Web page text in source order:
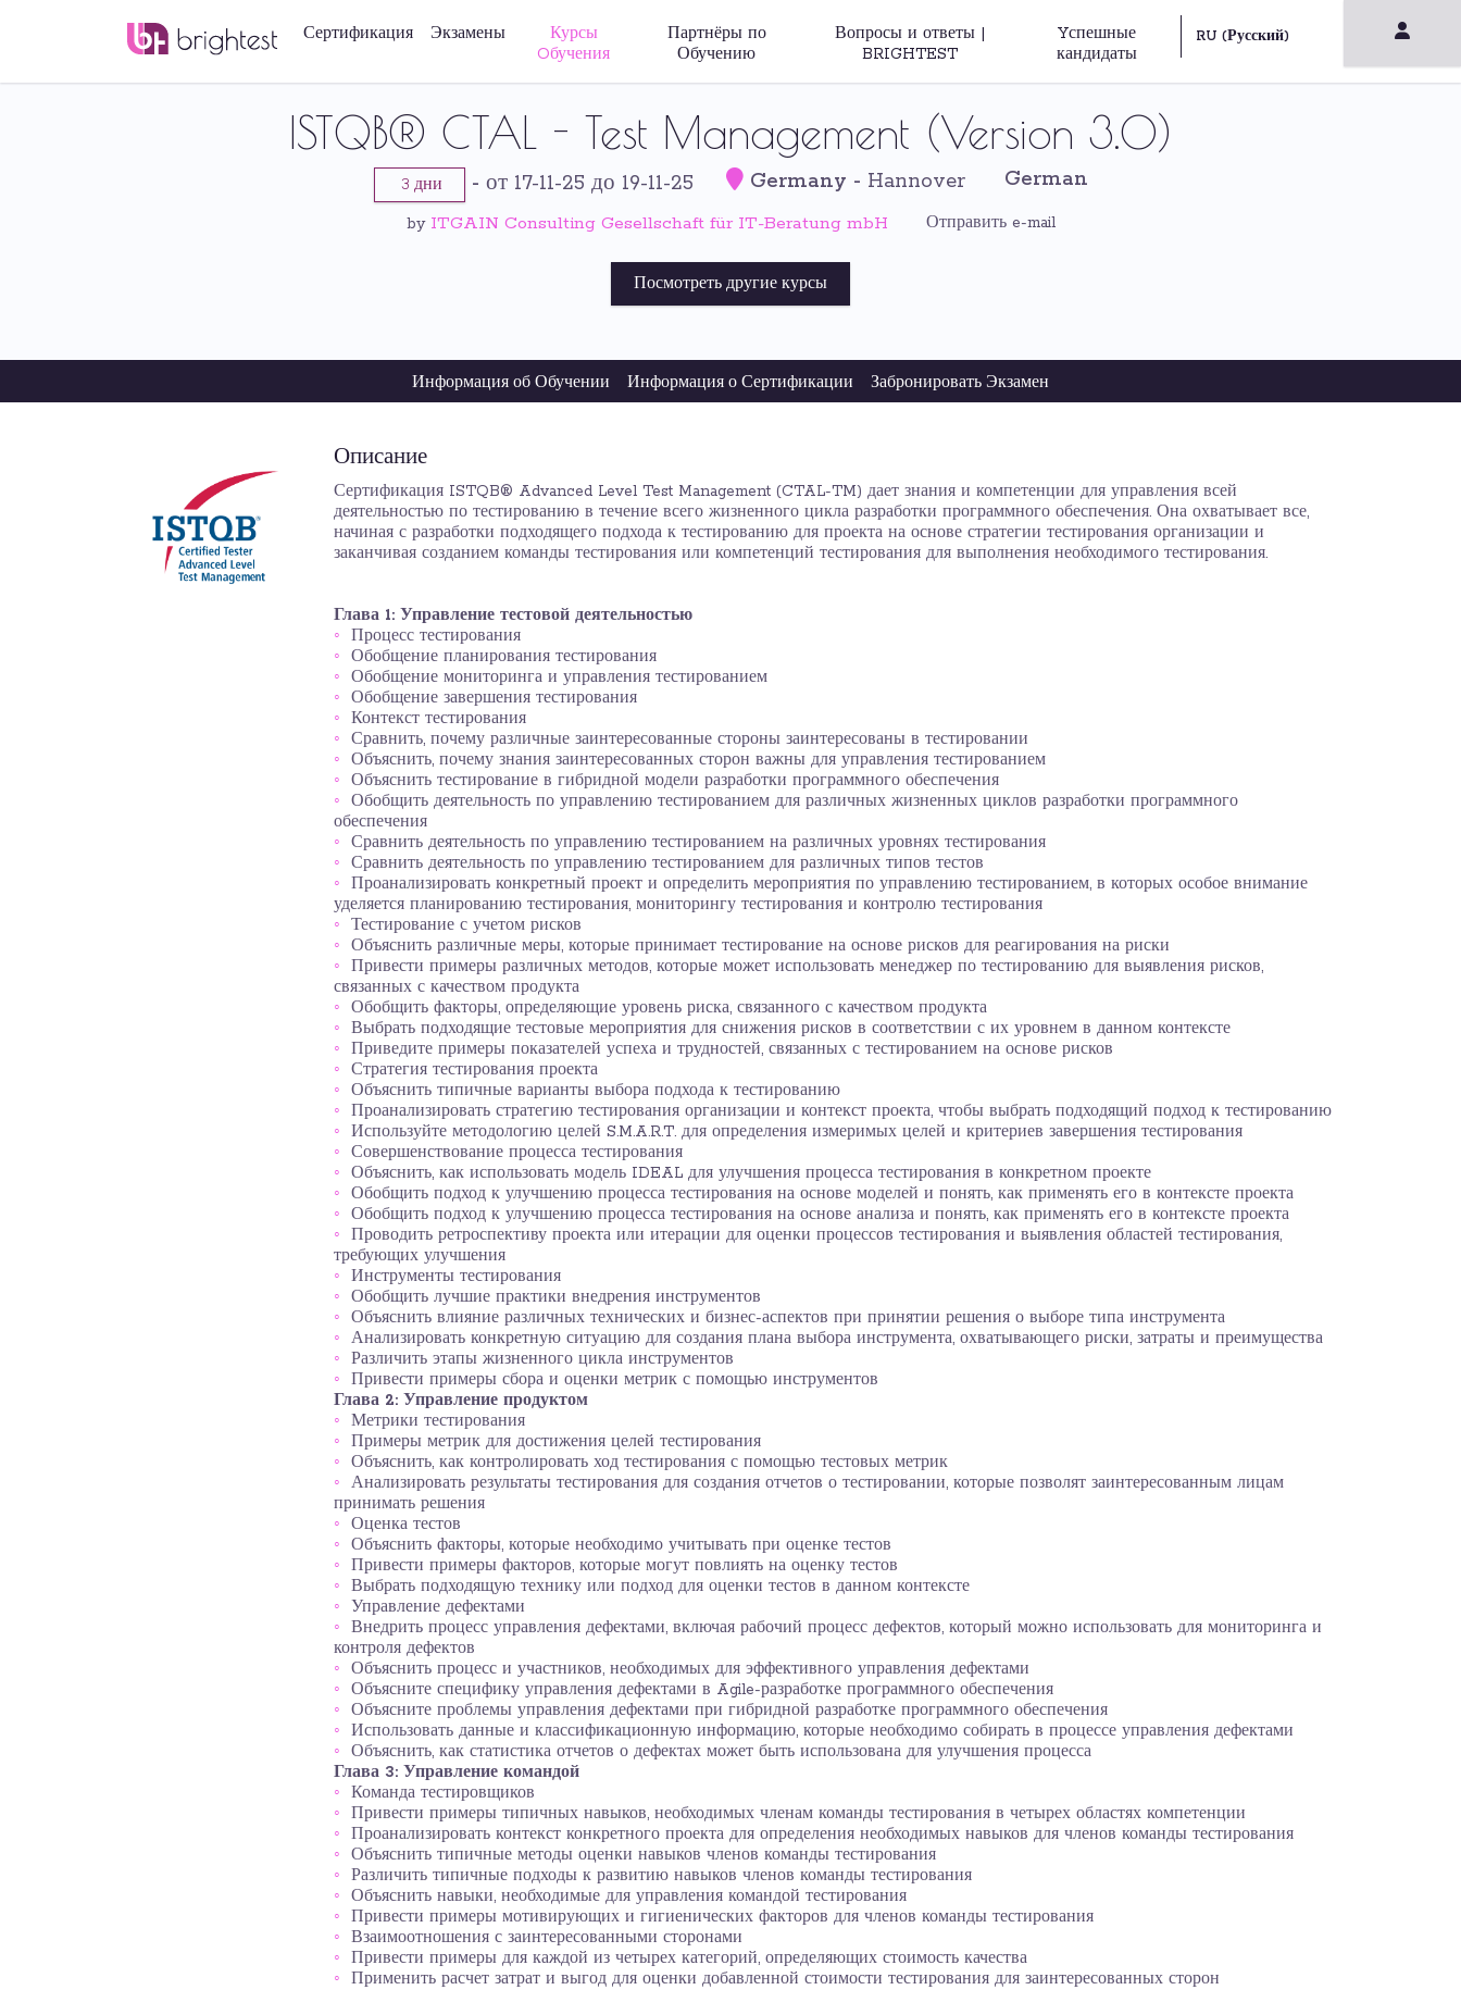
Сертификация Экзамены
Курсы
Oбучения
Партнёры по
Обучению
Вопросы и ответы |
BRIGHTEST
Yспешные
кандидаты
ISTQB® CTAL - Test Management (Version 3.0)
3 дни - от 17-11-25 до 19-11-25 Germany - Hannover German
by ITGAIN Consulting Gesellschaft für IT-Beratung mbH Отправить e-mail
Посмотреть другие курсы
Информация об Обучении Информация о Сертификации Забронировать Экзамен
Описание
Сертификация ISTQB® Advanced Level Test Management (CTAL-TM) дает знания и компетенции для управления всей
деятельностью по тестированию в течение всего жизненного цикла разработки программного обеспечения. Она охватывает все,
начиная с разработки подходящего подхода к тестированию для проекта на основе стратегии тестирования организации и
заканчивая созданием команды тестирования или компетенций тестирования для выполнения необходимого тестирования.
Глава 1: Управление тестовой деятельностью
Процесс тестирования
Обобщение планирования тестирования
Обобщение мониторинга и управления тестированием
Обобщение завершения тестирования
Контекст тестирования
Сравнить, почему различные заинтересованные стороны заинтересованы в тестировании
Объяснить, почему знания заинтересованных сторон важны для управления тестированием
Объяснить тестирование в гибридной модели разработки программного обеспечения
Обобщить деятельность по управлению тестированием для различных жизненных циклов разработки программного
обеспечения
Сравнить деятельность по управлению тестированием на различных уровнях тестирования
Сравнить деятельность по управлению тестированием для различных типов тестов
Проанализировать конкретный проект и определить мероприятия по управлению тестированием, в которых особое внимание
уделяется планированию тестирования, мониторингу тестирования и контролю тестирования
Тестирование с учетом рисков
Объяснить различные меры, которые принимает тестирование на основе рисков для реагирования на риски
Привести примеры различных методов, которые может использовать менеджер по тестированию для выявления рисков,
связанных с качеством продукта
Обобщить факторы, определяющие уровень риска, связанного с качеством продукта
Выбрать подходящие тестовые мероприятия для снижения рисков в соответствии с их уровнем в данном контексте
Приведите примеры показателей успеха и трудностей, связанных с тестированием на основе рисков
Стратегия тестирования проекта
Объяснить типичные варианты выбора подхода к тестированию
Проанализировать стратегию тестирования организации и контекст проекта, чтобы выбрать подходящий подход к тестированию
Используйте методологию целей S.M.A.R.T. для определения измеримых целей и критериев завершения тестирования
Совершенствование процесса тестирования
Объяснить, как использовать модель IDEAL для улучшения процесса тестирования в конкретном проекте
Обобщить подход к улучшению процесса тестирования на основе моделей и понять, как применять его в контексте проекта
Обобщить подход к улучшению процесса тестирования на основе анализа и понять, как применять его в контексте проекта
Проводить ретроспективу проекта или итерации для оценки процессов тестирования и выявления областей тестирования,
требующих улучшения
Инструменты тестирования
Обобщить лучшие практики внедрения инструментов
Объяснить влияние различных технических и бизнес-аспектов при принятии решения о выборе типа инструмента
Анализировать конкретную ситуацию для создания плана выбора инструмента, охватывающего риски, затраты и преимущества
Различить этапы жизненного цикла инструментов
Привести примеры сбора и оценки метрик с помощью инструментов
Глава 2: Управление продуктом
Метрики тестирования
Примеры метрик для достижения целей тестирования
Объяснить, как контролировать ход тестирования с помощью тестовых метрик
Анализировать результаты тестирования для создания отчетов о тестировании, которые позволят заинтересованным лицам
принимать решения
Оценка тестов
Объяснить факторы, которые необходимо учитывать при оценке тестов
Привести примеры факторов, которые могут повлиять на оценку тестов
Выбрать подходящую технику или подход для оценки тестов в данном контексте
Управление дефектами
Внедрить процесс управления дефектами, включая рабочий процесс дефектов, который можно использовать для мониторинга и
контроля дефектов
Объяснить процесс и участников, необходимых для эффективного управления дефектами
Объясните специфику управления дефектами в Agile-разработке программного обеспечения
Объясните проблемы управления дефектами при гибридной разработке программного обеспечения
Использовать данные и классификационную информацию, которые необходимо собирать в процессе управления дефектами
Объяснить, как статистика отчетов о дефектах может быть использована для улучшения процесса
Глава 3: Управление командой
Команда тестировщиков
Привести примеры типичных навыков, необходимых членам команды тестирования в четырех областях компетенции
Проанализировать контекст конкретного проекта для определения необходимых навыков для членов команды тестирования
Объяснить типичные методы оценки навыков членов команды тестирования
Различить типичные подходы к развитию навыков членов команды тестирования
Объяснить навыки, необходимые для управления командой тестирования
Привести примеры мотивирующих и гигиенических факторов для членов команды тестирования
Взаимоотношения с заинтересованными сторонами
Привести примеры для каждой из четырех категорий, определяющих стоимость качества
Применить расчет затрат и выгод для оценки добавленной стоимости тестирования для заинтересованных сторон